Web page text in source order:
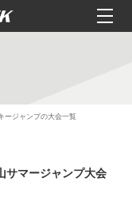
ージャンプの大会一覧
サマージャンプ大会